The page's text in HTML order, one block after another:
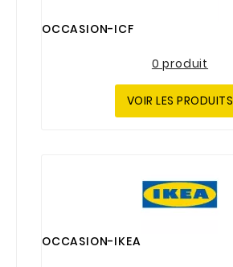
OCCASION-ICF
0 produit
VOIR LES PRODUITS
OCCASION-IKEA